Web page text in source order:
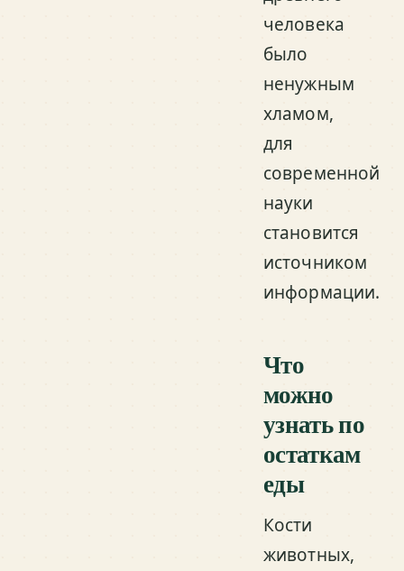
человека
было
ненужным
хламом,
для
современной
науки
становится
источником
информации.
Что
можно
узнать по
остаткам
еды
Кости
животных,